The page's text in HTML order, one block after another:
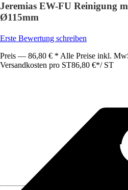
Jeremias EW-FU Reinigung
Ø115mm
Erste Bewertung schreiben
Preis — 86,80 € * Alle Preise inkl.
Versandkosten pro ST86,80 €*/ ST